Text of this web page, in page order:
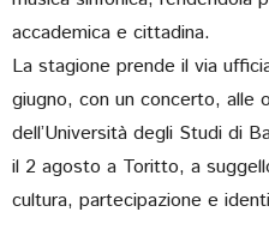
accademica e cittadina.
La stagione prende il via
giugno, con un concerto, alle
dell’Università degli Studi di
il 2 agosto a Toritto, a
cultura, partecipazione e